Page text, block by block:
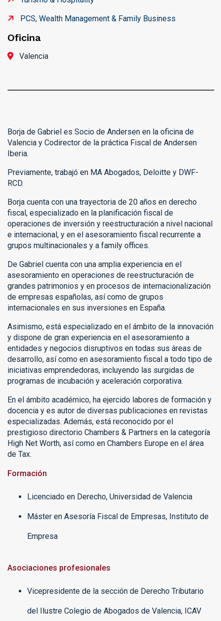
PCS, Wealth Management & Family Business
Oficina
Valencia
Borja de Gabriel es Socio de Andersen en la oficina de
Valencia y Codirector de la práctica Fiscal de Andersen
Iberia.
Previamente, trabajó en MA Abogados, Deloitte y DWF-
RCD.
Borja cuenta con una trayectoria de 20 años en derecho
fiscal, especializado en la planificación fiscal de
operaciones de inversión y reestructuración a nivel nacional
e internacional, y en el asesoramiento fiscal recurrente a
grupos multinacionales y a family offices.
De Gabriel cuenta con una amplia experiencia en el
asesoramiento en operaciones de reestructuración de
grandes patrimonios y en procesos de internacionalización
de empresas españolas, así como de grupos
internacionales en sus inversiones en España.
Asimismo, está especializado en el ámbito de la innovación
y dispone de gran experiencia en el asesoramiento a
entidades y negocios disruptivos en todas sus áreas de
desarrollo, así como en asesoramiento fiscal a todo tipo de
iniciativas emprendedoras, incluyendo las surgidas de
programas de incubación y aceleración corporativa.
En el ámbito académico, ha ejercido labores de formación y
docencia y es autor de diversas publicaciones en revistas
especializadas. Además, está reconocido por el
prestigioso directorio Chambers & Partners en la categoría
High Net Worth, así como en Chambers Europe en el área
de Tax.
Formación
Licenciado en Derecho, Universidad de Valencia
Máster en Asesoría Fiscal de Empresas, Instituto de
Empresa
Asociaciones profesionales
Vicepresidente de la sección de Derecho Tributario
del Ilustre Colegio de Abogados de Valencia, ICAV